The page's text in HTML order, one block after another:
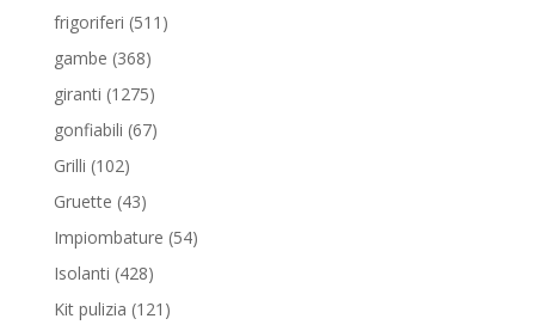
prodotti
frigoriferi 511 511
gambe 368368
prodotti
giranti 12751275
prodotti
gonfiabili 6767
Grilli 102102
prodotti
Gruette 4343
prodotti
Impiombature 5454
Isolanti 428428
prodotti
Kit pulizia 121 121